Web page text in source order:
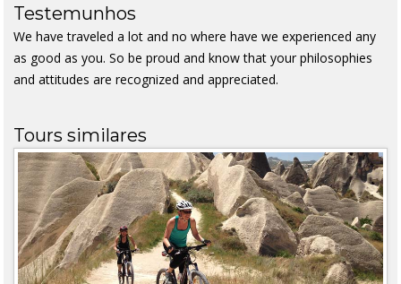
Testemunhos
We have traveled a lot and no where have we experienced any
as good as you. So be proud and know that your philosophies
and attitudes are recognized and appreciated.
Tours similares